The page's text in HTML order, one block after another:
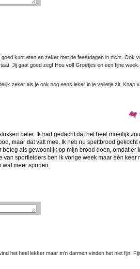
goed kunt eten en zeker met de feestdagen in zicht. Ook
Jij gaat goed zeg! Hou vol! Groetjes en een fijne week.
zeker als je ook nog eens leker in je velletje zit. Knap
beter. Ik had gedacht dat het heel moeilijk
maar dat valt mee. Ik heb nu speltbrood gekocht
als gewoonlijk op mijn brood doen, omdat er
sportleiders ben ik vorige week maar één keer
wat meer sporten.
het heel lekker maar m'n darmen vinden het niet fijn.